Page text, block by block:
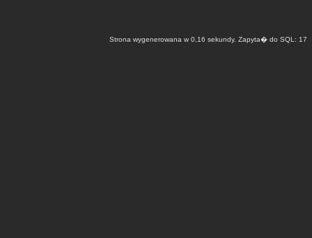
Strona wygenerowana w 0,16 sekundy. Zapyta� do SQL: 17